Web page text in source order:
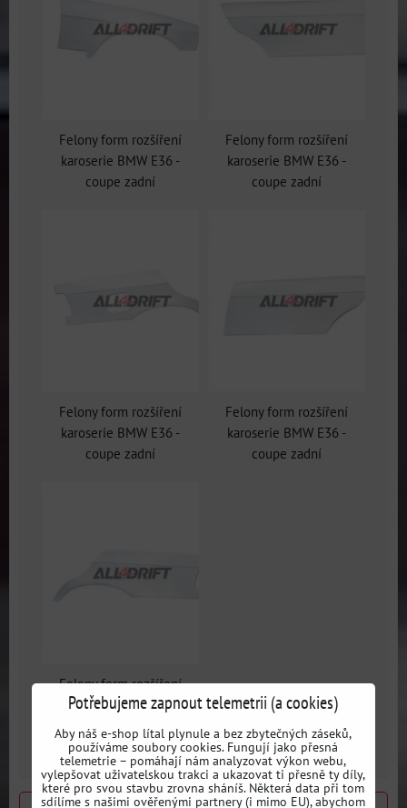
Felony form rozšíření
karoserie BMW E36 -
coupe zadní
Felony form rozšíření
karoserie BMW E36 -
coupe zadní
Felony form rozšíření
karoserie BMW E36 -
coupe zadní
Felony form rozšíření
karoserie BMW E36 -
coupe zadní
Felony form rozšíření
karoserie BMW E36 -
coupe zadní
Potřebujeme zapnout telemetrii (a cookies)
Aby náš e-shop lítal plynule a bez zbytečných záseků,
používáme soubory cookies. Fungují jako přesná
telemetrie – pomáhají nám analyzovat výkon webu,
vylepšovat uživatelskou trakci a ukazovat ti přesně ty díly,
které pro svou stavbu zrovna sháníš. Některá data při tom
sdílíme s našimi ověřenými partnery (i mimo EU), abychom